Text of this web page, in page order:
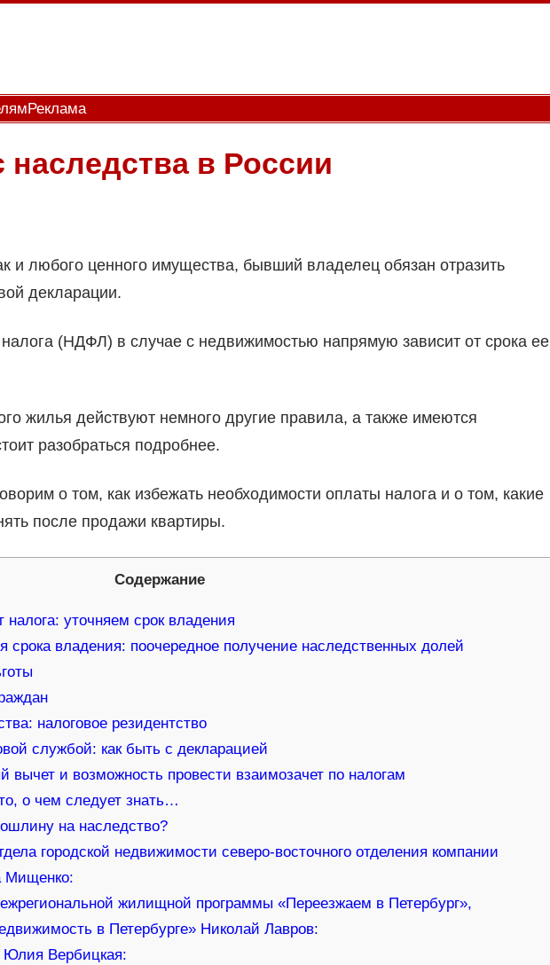
Реклама
наследства в России
и любого ценного имущества, бывший владелец обязан отразить
декларации.
(НДФЛ) в случае с недвижимостью напрямую зависит от срока ее
жилья действуют немного другие правила, а также имеются
разобраться подробнее.
о том, как избежать необходимости оплаты налога и о том, какие
после продажи квартиры.
Содержание
уточняем срок владения
срока владения: поочередное получение наследственных долей
налоговое резидентство
службой: как быть с декларацией
вычет и возможность провести взаимозачет по налогам
о чем следует знать…
на наследство?
городской недвижимости северо-восточного отделения компании
Мищенко:
жилищной программы «Переезжаем в Петербург»,
в Петербурге» Николай Лавров:
Юлия Вербицкая: